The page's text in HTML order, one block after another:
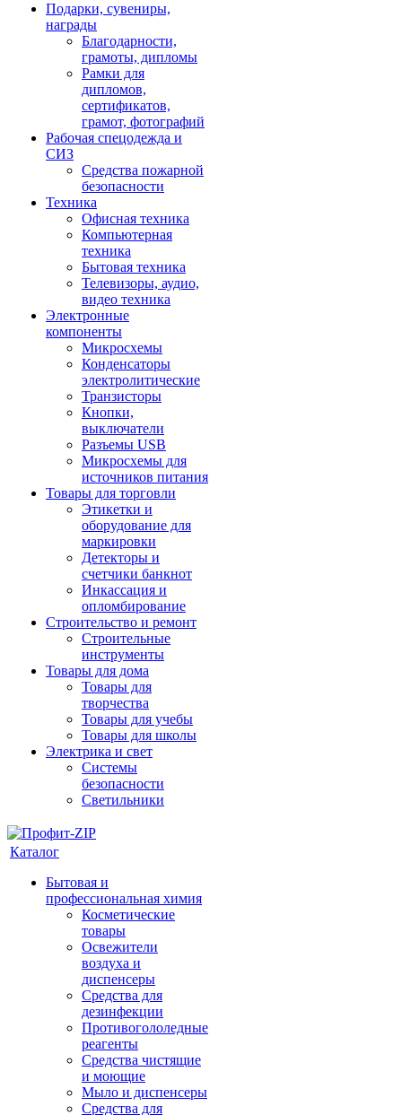
Подарки, сувениры,
награды
Благодарности,
грамоты, дипломы
Рамки для
дипломов,
сертификатов,
грамот, фотографий
Рабочая спецодежда и
СИЗ
Средства пожарной
безопасности
Техника
Офисная техника
Компьютерная
техника
Бытовая техника
Телевизоры, аудио,
видео техника
Электронные
компоненты
Микросхемы
Конденсаторы
электролитические
Транзисторы
Кнопки,
выключатели
Разъемы USB
Микросхемы для
источников питания
Товары для торговли
Этикетки и
оборудование для
маркировки
Детекторы и
счетчики банкнот
Инкассация и
опломбирование
Строительство и ремонт
Строительные
инструменты
Товары для дома
Товары для
творчества
Товары для учебы
Товары для школы
Электрика и свет
Системы
безопасности
Светильники
Каталог
Бытовая и
профессиональная химия
Косметические
товары
Освежители
воздуха и
диспенсеры
Средства для
дезинфекции
Противогололедные
реагенты
Средства чистящие
и моющие
Мыло и диспенсеры
Средства для